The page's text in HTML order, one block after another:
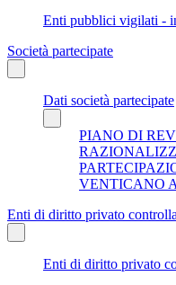
Enti pubblici vigilati -
Società partecipate
Dati società partecipate
PIANO DI
VENTICANO
Enti di diritto privato
Enti di diritto privato